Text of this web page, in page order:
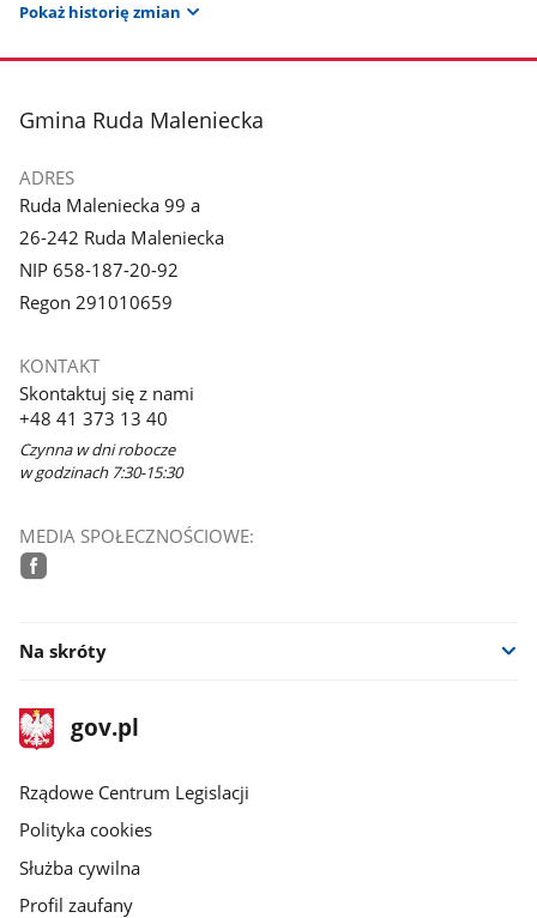
Pokaż historię zmian
stopka
Gmina Ruda Maleniecka
ADRES
Ruda Maleniecka 99 a
26-242 Ruda Maleniecka
NIP 658-187-20-92
Regon 291010659
KONTAKT
Skontaktuj się z nami
+48 41 373 13 40
Czynna w dni robocze
w godzinach 7:30-15:30
MEDIA SPOŁECZNOŚCIOWE:
Na skróty
stopka
gov.plStrona
gov.pl
Rządowe Centrum Legislacji
Polityka cookies
Służba cywilna
Profil zaufany